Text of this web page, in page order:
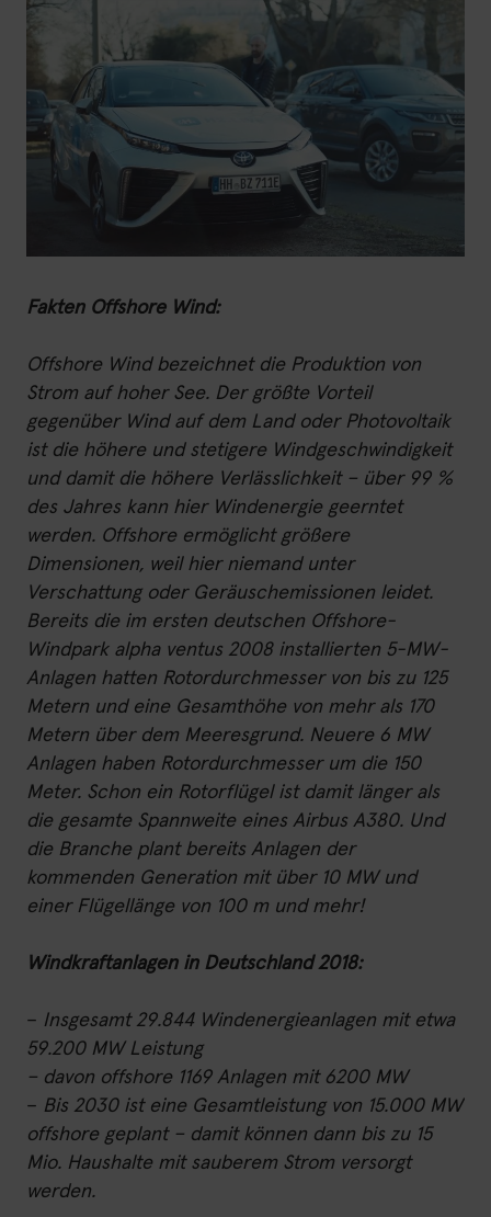
Fakten Offshore Wind:
Offshore Wind bezeichnet die Produktion von
Strom auf hoher See. Der größte Vorteil
gegenüber Wind auf dem Land oder Photovoltaik
ist die höhere und stetigere Windgeschwindigkeit
und damit die höhere Verlässlichkeit – über 99 %
des Jahres kann hier Windenergie geerntet
werden. Offshore ermöglicht größere
Dimensionen, weil hier niemand unter
Verschattung oder Geräuschemissionen leidet.
Bereits die im ersten deutschen Offshore-
Windpark alpha ventus 2008 installierten 5-MW-
Anlagen hatten Rotordurchmesser von bis zu 125
Metern und eine Gesamthöhe von mehr als 170
Metern über dem Meeresgrund. Neuere 6 MW
Anlagen haben Rotordurchmesser um die 150
Meter. Schon ein Rotorflügel ist damit länger als
die gesamte Spannweite eines Airbus A380. Und
die Branche plant bereits Anlagen der
kommenden Generation mit über 10 MW und
einer Flügellänge von 100 m und mehr!
Windkraftanlagen in Deutschland 2018:
– Insgesamt 29.844 Windenergieanlagen mit etwa
59.200 MW Leistung
– davon offshore 1169 Anlagen mit 6200 MW
– Bis 2030 ist eine Gesamtleistung von 15.000 MW
offshore geplant – damit können dann bis zu 15
Mio. Haushalte mit sauberem Strom versorgt
werden.